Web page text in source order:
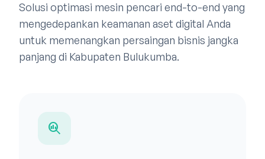
Solusi optimasi mesin pencari end-to-end yang
mengedepankan keamanan aset digital Anda
untuk memenangkan persaingan bisnis jangka
panjang di Kabupaten Bulukumba.
search_insights